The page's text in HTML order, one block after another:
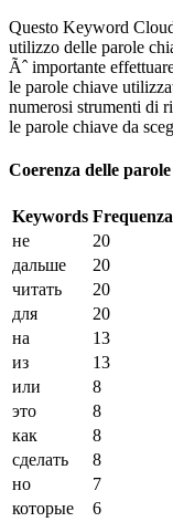
Questo Keyword
utilizzo delle parole
Ãˆ importante
le parole chiave
numerosi strumenti di
le parole chiave da
Coerenza delle
Keywords Frequenza
не
20
дальше
20
читать
20
для
20
на
13
из
13
или
8
это
8
как
8
сделать
8
но
7
которые
6